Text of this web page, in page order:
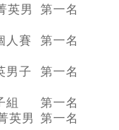
英男
第一名
人賽
第一名
男子
第一名
組
第一名
英男 第一名